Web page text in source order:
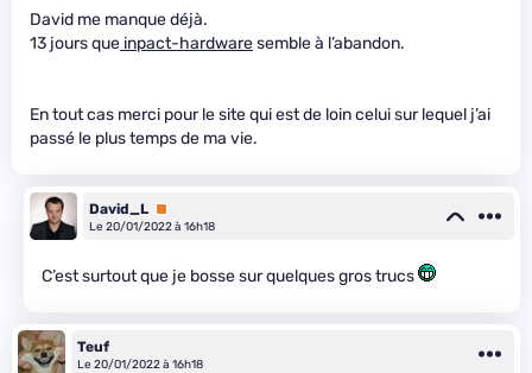
David me manque déjà.
13 jours que inpact-hardwaresemble à l’abandon.
En tout cas merci pour le site qui est de loin celui sur lequel j’ai
passé le plus temps de ma vie.
David_L Premium
Le 20/01/2022 à 16h18
C’est surtout que je bosse sur quelques gros trucs
Teuf
Le 20/01/2022 à 16h18